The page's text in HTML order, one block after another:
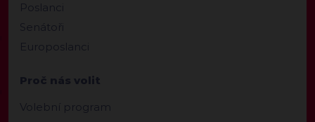
Poslanci
Senátoři
Europoslanci
Proč nás volit
Volební program